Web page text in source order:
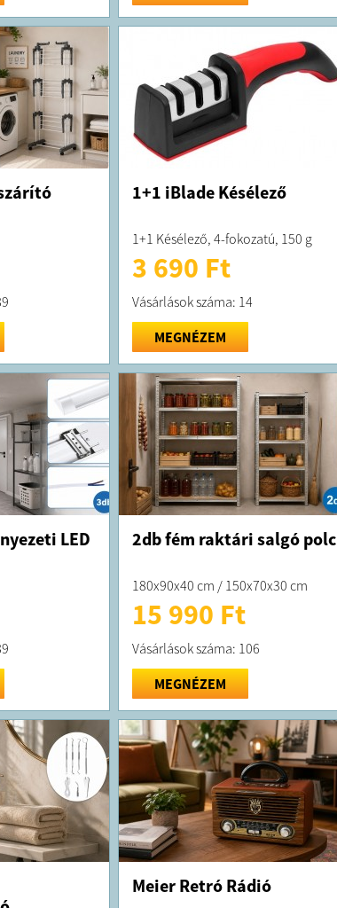
1+1 iBlade Késélező
1+1 Késélező, 4-fokozatú, 150 g
3 690 Ft
Vásárlások száma: 14
MEGNÉZEM
LED
2db fém raktári salgó polc
180x90x40 cm / 150x70x30 cm
15 990 Ft
Vásárlások száma: 106
MEGNÉZEM
Meier Retró Rádió